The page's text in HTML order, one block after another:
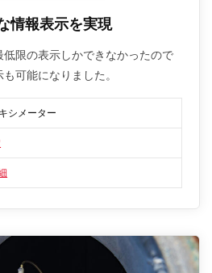
情報表示を実現
限の表示しかできなかったので
可能になりました。
シメーター